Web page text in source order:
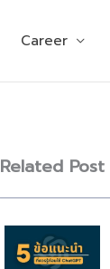
Career
Related Post